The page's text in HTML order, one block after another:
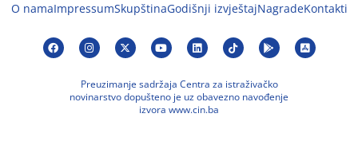
O namaImpressumSkupštinaGodišnji izvještajNagradeKontakti
Preuzimanje sadržaja Centra za istraživačko
novinarstvo dopušteno je uz obavezno navođenje
izvora www.cin.ba